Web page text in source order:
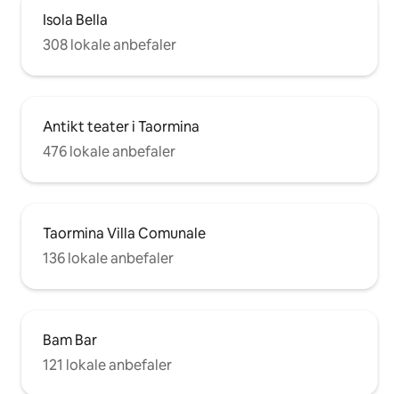
Isola Bella
308 lokale anbefaler
Antikt teater i Taormina
476 lokale anbefaler
Taormina Villa Comunale
136 lokale anbefaler
Bam Bar
121 lokale anbefaler